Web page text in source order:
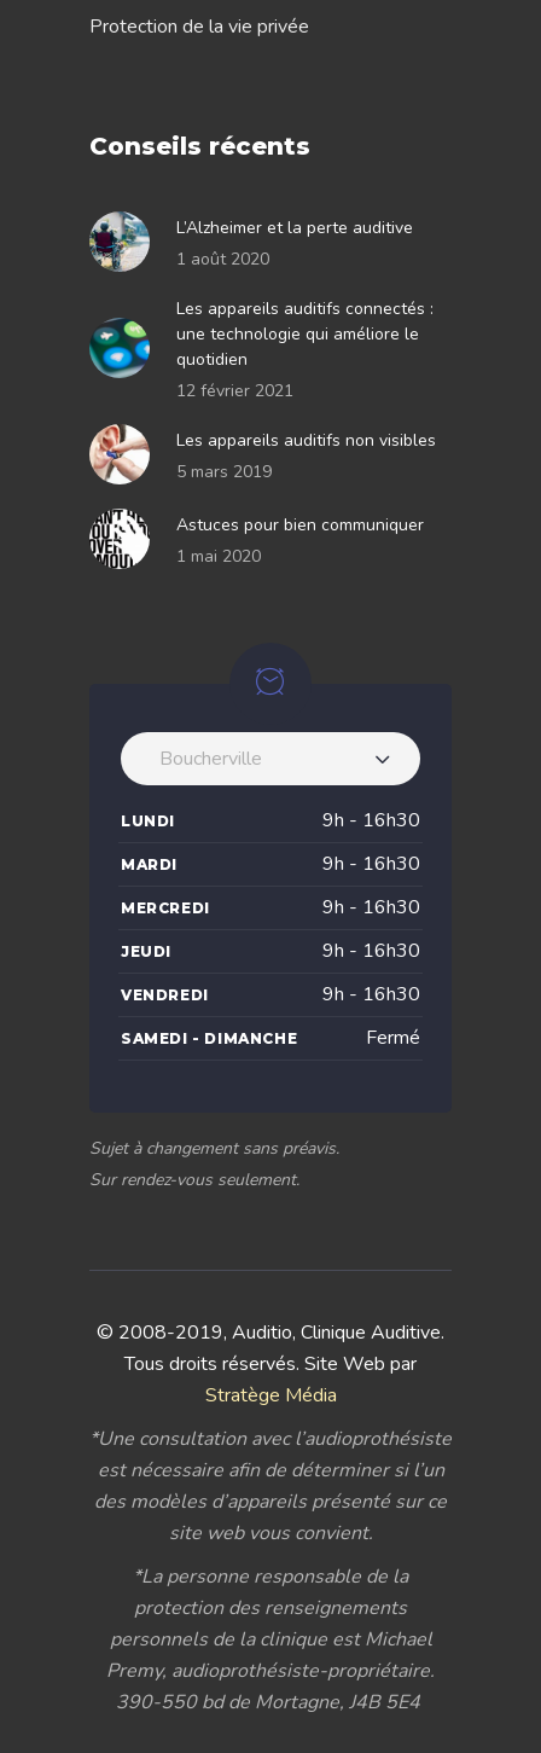
Protection de la vie privée
Conseils récents
L’Alzheimer et la perte auditive
1 août 2020
Les appareils auditifs connectés :
une technologie qui améliore le
quotidien
12 février 2021
Les appareils auditifs non visibles
5 mars 2019
Astuces pour bien communiquer
1 mai 2020
Boucherville
LUNDI 9h - 16h30
MARDI 9h - 16h30
MERCREDI 9h - 16h30
JEUDI 9h - 16h30
VENDREDI 9h - 16h30
SAMEDI - DIMANCHE Fermé
Sujet à changement sans préavis.
Sur rendez-vous seulement.
© 2008-2019, Auditio, Clinique Auditive.
Tous droits réservés. Site Web par
Stratège Média
*Une consultation avec l’audioprothésiste
est nécessaire afin de déterminer si l’un
des modèles d’appareils présenté sur ce
site web vous convient.
*La personne responsable de la
protection des renseignements
personnels de la clinique est Michael
Premy, audioprothésiste-propriétaire.
390-550 bd de Mortagne, J4B 5E4